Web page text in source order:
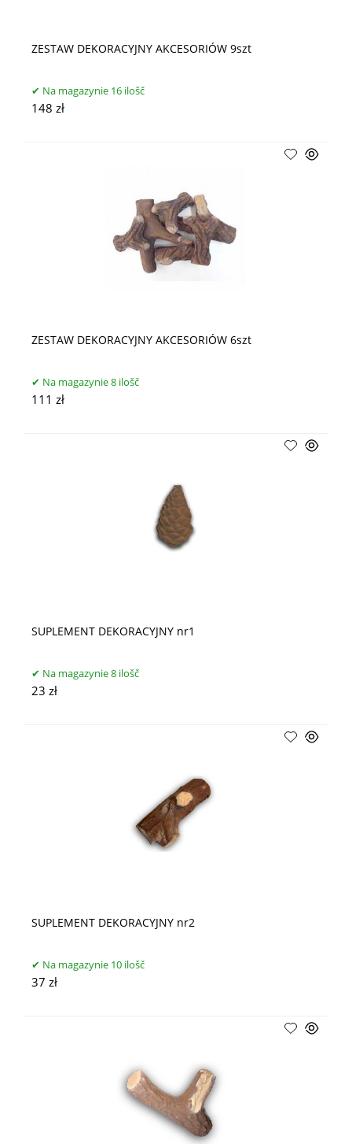
ZESTAW DEKORACYJNY AKCESORIÓW 9szt
Na magazynie 16 ilošč
148 zł
ZESTAW DEKORACYJNY AKCESORIÓW 6szt
Na magazynie 8 ilošč
111 zł
SUPLEMENT DEKORACYJNY nr1
Na magazynie 8 ilošč
23 zł
SUPLEMENT DEKORACYJNY nr2
Na magazynie 10 ilošč
37 zł